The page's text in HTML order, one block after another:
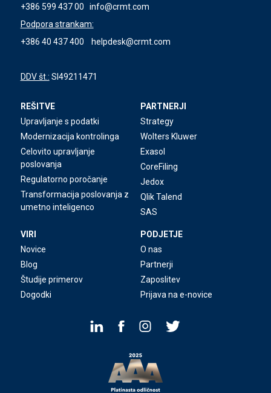
+386 599 437 00
info@crmt.com
Podpora strankam:
+386 40 437 400
helpdesk@crmt.com
DDV št.: SI49211471
REŠITVE
Upravljanje s podatki
Modernizacija kontrolinga
Celovito upravljanje
poslovanja
Regulatorno poročanje
Transformacija poslovanja z
umetno inteligenco
PARTNERJI
Strategy
Wolters Kluwer
Exasol
CoreFiling
Jedox
Qlik Talend
SAS
VIRI
Novice
Blog
Študije primerov
Dogodki
PODJETJE
O nas
Partnerji
Zaposlitev
Prijava na e-novice